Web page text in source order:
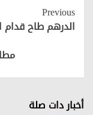
Continue
Reading
Previous
الدرهم طاح قدام
أخبار دات صلة